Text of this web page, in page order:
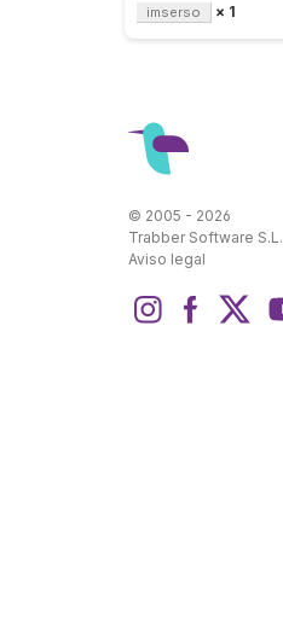
imserso × 1
© 2005 - 2026
Trabber Software S.L.
Aviso legal